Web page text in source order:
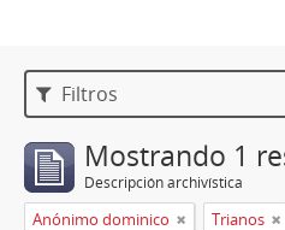
Filtros
Mostrando 1
Descripción archivística
Anónimo dominico Trianos